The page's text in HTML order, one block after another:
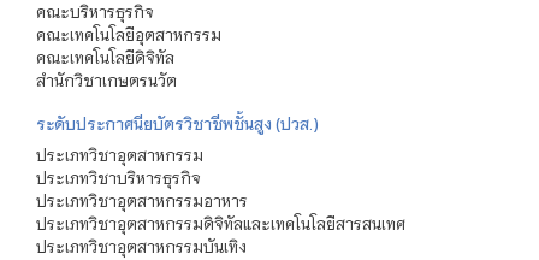
คณะบริหารธุรกิจ
คณะเทคโนโลยีอุตสาหกรรม
คณะเทคโนโลยีดิจิทัล
สำนักวิชาเกษตรนวัต
ระดับประกาศนียบัตรวิชาชีพชั้นสูง (ปวส.)
ประเภทวิชาอุตสาหกรรม
ประเภทวิชาบริหารธุรกิจ
ประเภทวิชาอุตสาหกรรมอาหาร
ประเภทวิชาอุตสาหกรรมดิจิทัลและเทคโนโลยีสารสนเทศ
ประเภทวิชาอุตสาหกรรมบันเทิง